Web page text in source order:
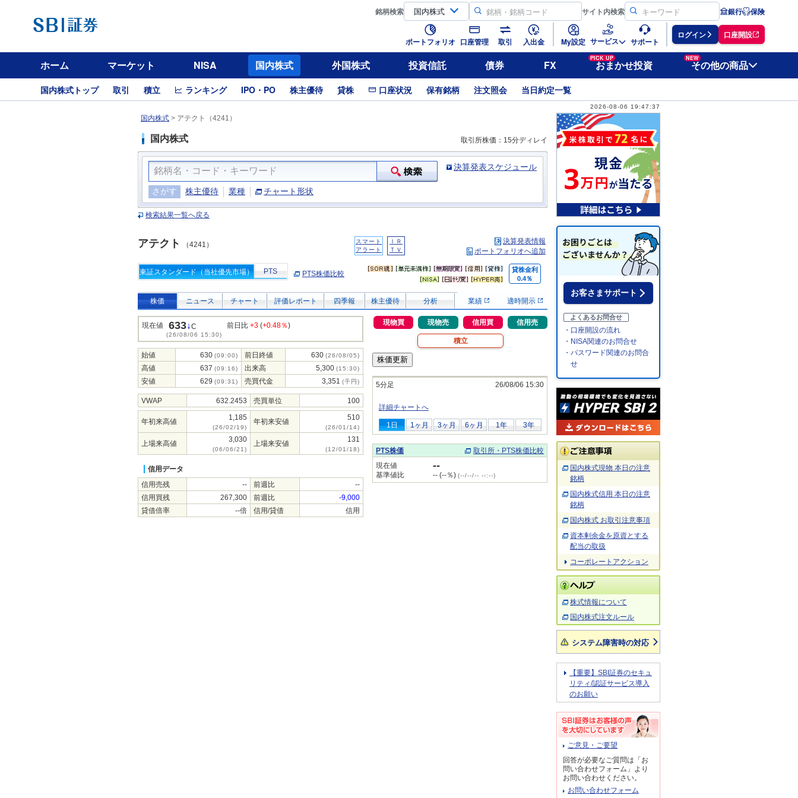
銘柄検索 サイト内検索 銀行 保険
ポートフォリオ 口座管理 取引 入出金 My設定 サービス サポート
ログイン 口座開設
ホーム マーケット NISA 国内株式 外国株式 投資信託 債券 FX
PICK UP
おまかせ投資
NEW
その他の商品
国内株式トップ 取引 積立 ランキング IPO・PO 株主優待 貸株 口座状況 保有銘柄 注文照会 当日約定一覧
2026-08-06 19:47:37
国内株式 > アテクト（4241）
国内株式 取引所株価：15分ディレイ
決算発表スケジュール
さがす 株主優待 業種 チャート形状
検索結果一覧へ戻る
アテクト （4241）
スマート
アラート
ＩＲ
ＴＶ
決算発表情報
ポートフォリオへ追加
東証スタンダード（当社優先市場） PTS PTS株価比較
貸株金利
0.4％
株価 ニュース チャート 評価レポート 四季報 株主優待 分析 業績 適時開示
現在値 633↓C
(26/08/06 15:30)
前日比 +3 (+0.48％)
始値 630 (09:00) 前日終値 630 (26/08/05)
高値 637 (09:16) 出来高 5,300 (15:30)
安値 629 (09:31) 売買代金 3,351 (千円)
VWAP 632.2453 売買単位 100
年初来高値 1,185
(26/02/19)
年初来安値 510
(26/01/14)
上場来高値 3,030
(06/06/21)
上場来安値 131
(12/01/18)
信用データ
信用売残
-- 前週比
--
信用買残
267,300 前週比
-9,000
貸借倍率
--倍 信用/貸借 信用
現物買 現物売 信用買 信用売
積立
5分足 26/08/06 15:30
詳細チャートへ
1日 1ヶ月 3ヶ月 6ヶ月 1年 3年
PTS株価
取引所・PTS株価比較
現在値
--
基準値比 -- (--％) (--/--/-- --:--)
お客さまサポート
よくあるお問合せ
・口座開設の流れ
・NISA関連のお問合せ
・パスワード関連のお問合
せ
国内株式現物 本日の注意
銘柄
国内株式信用 本日の注意
銘柄
国内株式 お取引注意事項
資本剰余金を原資とする
配当の取扱
コーポレートアクション
株式情報について
国内株式注文ルール
システム障害時の対応
【重要】SBI証券のセキュ
リティ/認証サービス導入
のお願い
ご意見・ご要望
回答が必要なご質問は「お
問い合わせフォーム」より
お問い合わせください。
お問い合わせフォーム